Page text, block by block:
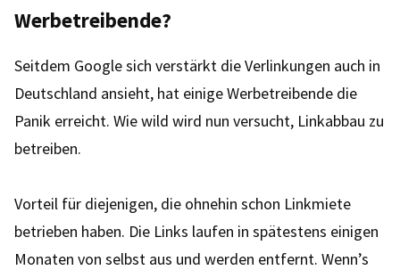
Werbetreibende?
Seitdem Google sich verstärkt die Verlinkungen auch in
Deutschland ansieht, hat einige Werbetreibende die
Panik erreicht. Wie wild wird nun versucht, Linkabbau zu
betreiben.
Vorteil für diejenigen, die ohnehin schon Linkmiete
betrieben haben. Die Links laufen in spätestens einigen
Monaten von selbst aus und werden entfernt. Wenn’s